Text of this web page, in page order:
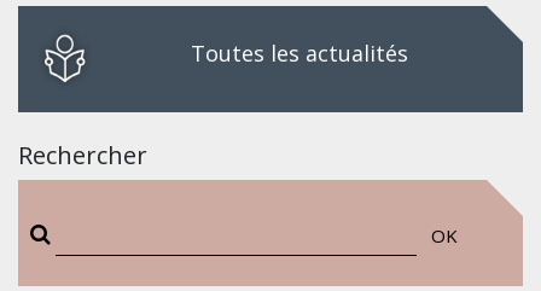
Toutes les actualités
Rechercher
OK